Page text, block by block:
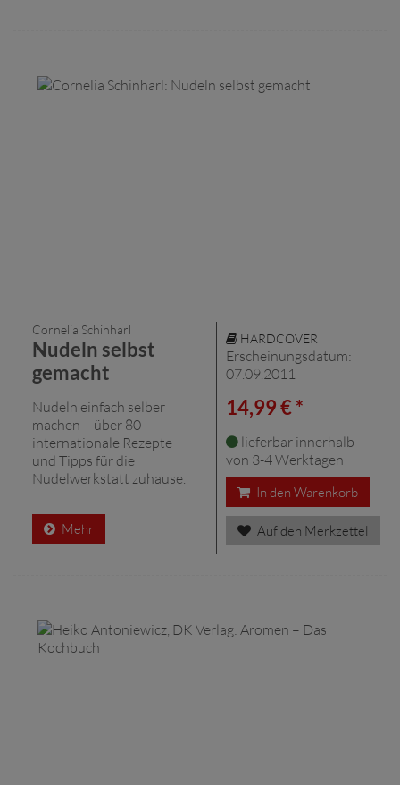
Cornelia Schinharl
Nudeln selbst
gemacht
Nudeln einfach selber
machen – über 80
internationale Rezepte
und Tipps für die
Nudelwerkstatt zuhause.
Mehr
HARDCOVER
Erscheinungsdatum:
07.09.2011
14,99 € *
lieferbar innerhalb
von 3-4 Werktagen
In den Warenkorb
Auf den Merkzettel